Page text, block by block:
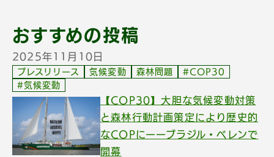
おすすめの投稿
2025年11月10日
プレスリリース 気候変動 森林問題
#COP30
#気候変動
【COP30】大胆な気候変動対策
と森林行動計画策定により歴史的
なCOPにーーブラジル・ベレンで
開幕